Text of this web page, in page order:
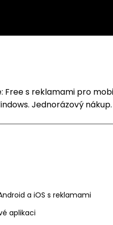
Free s reklamami pro
Jednorázový nákup.
a iOS s reklamami
aplikaci